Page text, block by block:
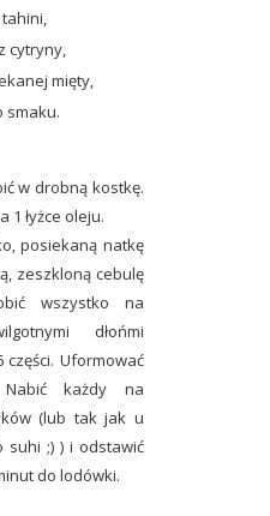
tahini,
cytryny,
mięty,
smaku.
w drobną kostkę.
1 łyżce oleju.
posiekaną natkę
zeszkloną cebulę
wszystko na
dłońmi
Uformować
Nabić każdy na
(lub tak jak u
suhi ;) ) i odstawić
do lodówki.